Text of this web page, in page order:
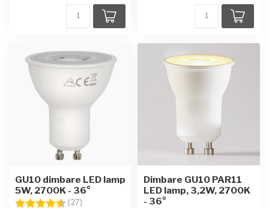
GU10 dimbare LED lamp
5W, 2700K - 36°
Beoordeling: (27)
Dimbare GU10 PAR11
LED lamp, 3,2W, 2700K
- 36°